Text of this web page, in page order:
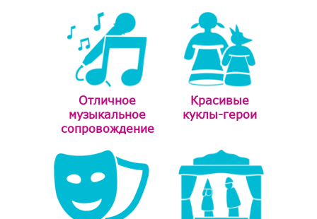
Отличное
музыкальное
сопровождение
Красивые
куклы-герои